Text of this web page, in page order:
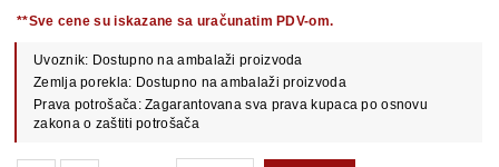
POŠALJITE
UPIT
**Sve cene su iskazane sa uračunatim PDV-om.
Uvoznik: Dostupno na ambalaži proizvoda
Zemlja porekla: Dostupno na ambalaži proizvoda
Prava potrošača: Zagarantovana sva prava kupaca po osnovu
zakona o zaštiti potrošača